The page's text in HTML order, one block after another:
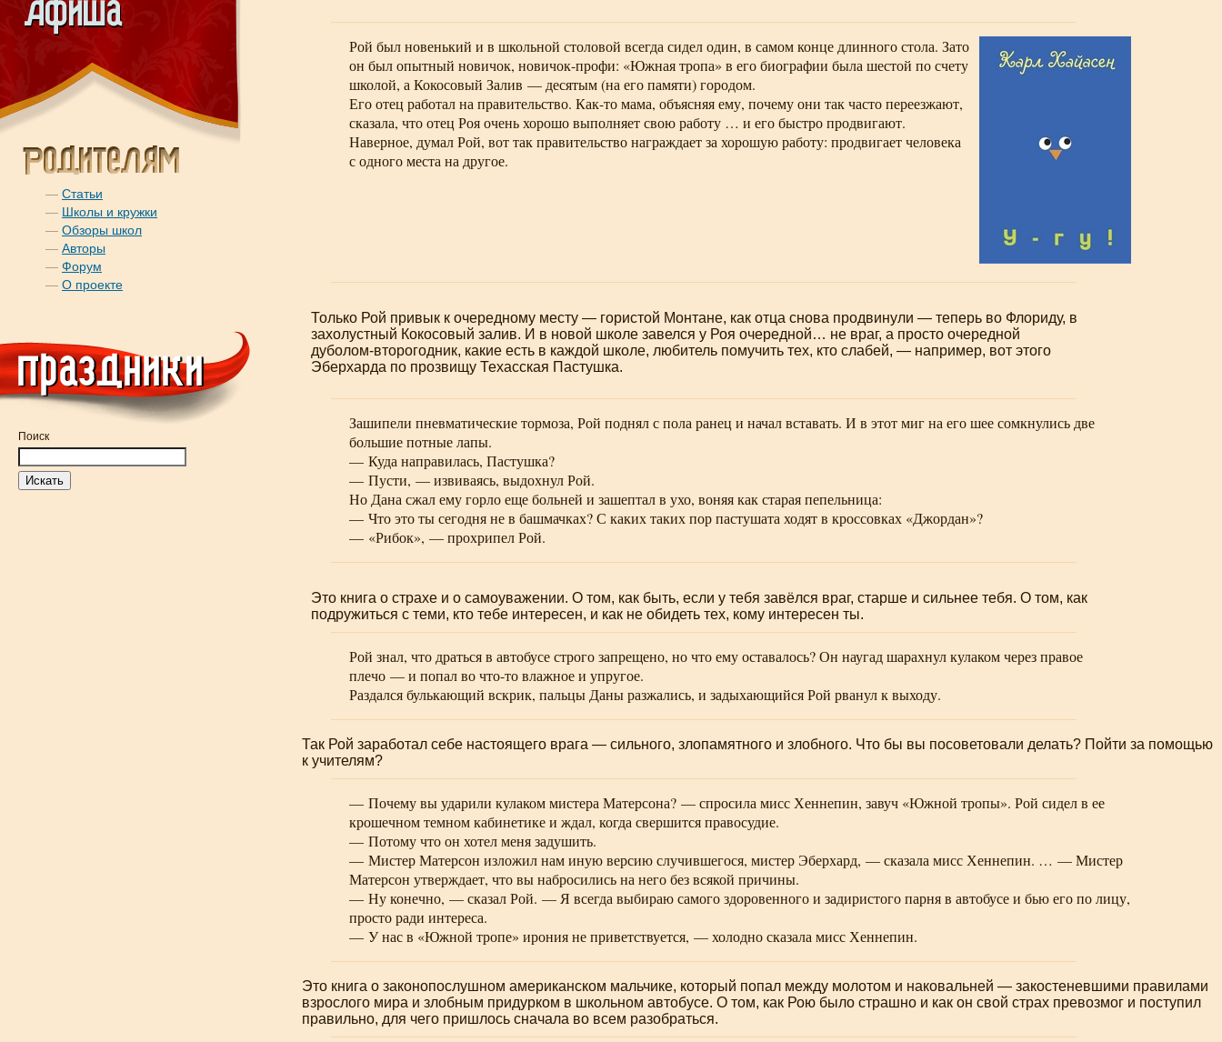
— Статьи
— Школы и кружки
— Обзоры школ
— Авторы
— Форум
— О проекте
Поиск
Рой был новенький и в школьной столовой всегда сидел один, в самом конце длинного стола. Зато
он был опытный новичок, новичок-профи: «Южная тропа» в его биографии была шестой по счету
школой, а Кокосовый Залив — десятым (на его памяти) городом.
Его отец работал на правительство. Как-томама, объясняя ему, почему они так часто переезжают,
сказала, что отец Роя очень хорошо выполняет свою работу … и его быстро продвигают.
Наверное, думал Рой, вот так правительство награждает за хорошую работу: продвигает человека
с одного места на другое.
Только Рой привык к очередному месту — гористой Монтане, как отца снова продвинули — теперь во Флориду, в
захолустный Кокосовый залив. И в новой школе завелся у Роя очередной… не враг, а просто очередной
дуболом-второгодник, какие есть в каждой школе, любитель помучить тех, кто слабей, — например, вот этого
Эберхарда по прозвищу Техасская Пастушка.
Зашипели пневматические тормоза, Рой поднял с пола ранец и начал вставать. И в этот миг на его шее сомкнулись две
большие потные лапы.
— Куда направилась, Пастушка?
— Пусти, — извиваясь, выдохнул Рой.
Но Дана сжал ему горло еще больней и зашептал в ухо, воняя как старая пепельница:
— Что это ты сегодня не в башмачках? С каких таких пор пастушата ходят в кроссовках «Джордан»?
— «Рибок», — прохрипел Рой.
Это книга о страхе и о самоуважении. О том, как быть, если у тебя завёлся враг, старше и сильнее тебя. О том, как
подружиться с теми, кто тебе интересен, и как не обидеть тех, кому интересен ты.
Рой знал, что драться в автобусе строго запрещено, но что ему оставалось? Он наугад шарахнул кулаком через правое
плечо — и попал вочто-товлажное и упругое.
Раздался булькающий вскрик, пальцы Даны разжались, и задыхающийся Рой рванул к выходу.
Так Рой заработал себе настоящего врага — сильного, злопамятного и злобного. Что бы вы посоветовали делать? Пойти за помощью
к учителям?
— Почему вы ударили кулаком мистера Матерсона? — спросила мисс Хеннепин, завуч «Южной тропы». Рой сидел в ее
крошечном темном кабинетике и ждал, когда свершится правосудие.
— Потому что он хотел меня задушить.
— Мистер Матерсон изложил нам иную версию случившегося, мистер Эберхард, — сказала мисс Хеннепин. … — Мистер
Матерсон утверждает, что вы набросились на него без всякой причины.
— Ну конечно, — сказал Рой. — Я всегда выбираю самого здоровенного и задиристого парня в автобусе и бью его по лицу,
просто ради интереса.
— У нас в «Южной тропе» ирония не приветствуется, — холодно сказала мисс Хеннепин.
Это книга о законопослушном американском мальчике, который попал между молотом и наковальней — закостеневшими правилами
взрослого мира и злобным придурком в школьном автобусе. О том, как Рою было страшно и как он свой страх превозмог и поступил
правильно, для чего пришлось сначала во всем разобраться.